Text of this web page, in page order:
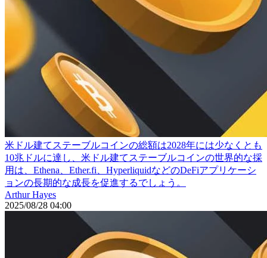
米ドル建てステーブルコインの総額は2028年には少なくとも
10兆ドルに達し、米ドル建てステーブルコインの世界的な採
用は、Ethena、Ether.fi、HyperliquidなどのDeFiアプリケーシ
ョンの長期的な成長を促進するでしょう。
Arthur Hayes
2025/08/28 04:00